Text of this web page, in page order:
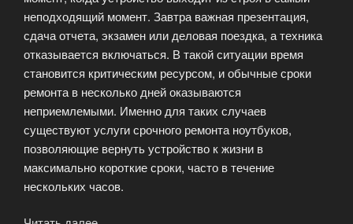
неподходящий момент. Завтра важная презентация,
сдача отчета, экзамен или деловая поездка, а техника
отказывается включаться. В такой ситуации время
становится критическим ресурсом, и обычные сроки
ремонта в несколько дней оказываются
неприемлемыми. Именно для таких случаев
существуют услуги срочного ремонта ноутбуков,
позволяющие вернуть устройство к жизни в
максимально короткие сроки, часто в течение
нескольких часов.